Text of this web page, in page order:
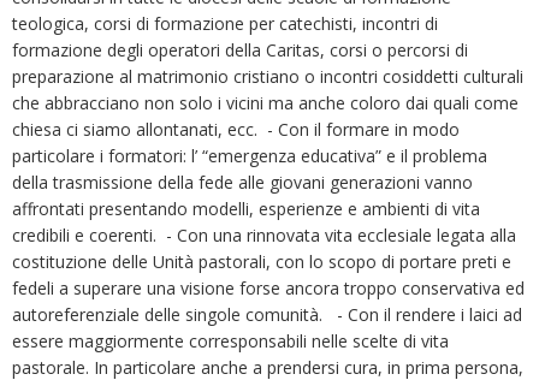
teologica, corsi di formazione per catechisti, incontri di
formazione degli operatori della Caritas, corsi o percorsi di
preparazione al matrimonio cristiano o incontri cosiddetti culturali
che abbracciano non solo i vicini ma anche coloro dai quali come
chiesa ci siamo allontanati, ecc. - Con il formare in modo
particolare i formatori: l’ “emergenza educativa” e il problema
della trasmissione della fede alle giovani generazioni vanno
affrontati presentando modelli, esperienze e ambienti di vita
credibili e coerenti. - Con una rinnovata vita ecclesiale legata alla
costituzione delle Unità pastorali, con lo scopo di portare preti e
fedeli a superare una visione forse ancora troppo conservativa ed
autoreferenziale delle singole comunità. - Con il rendere i laici ad
essere maggiormente corresponsabili nelle scelte di vita
pastorale. In particolare anche a prendersi cura, in prima persona,